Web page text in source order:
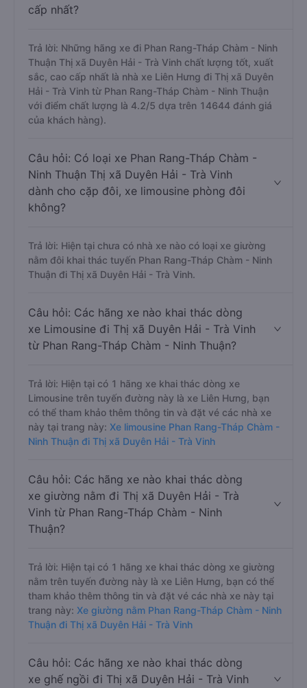
cấp nhất?
Trả lời: Những hãng xe đi Phan Rang-Tháp Chàm - Ninh
Thuận Thị xã Duyên Hải - Trà Vinh chất lượng tốt, xuất
sắc, cao cấp nhất là nhà xe Liên Hưng đi Thị xã Duyên
Hải - Trà Vinh từ Phan Rang-Tháp Chàm - Ninh Thuận
với điểm chất lượng là 4.2/5 dựa trên 14644 đánh giá
của khách hàng).
Câu hỏi: Có loại xe Phan Rang-Tháp Chàm -
Ninh Thuận Thị xã Duyên Hải - Trà Vinh
dành cho cặp đôi, xe limousine phòng đôi
không?
Trả lời: Hiện tại chưa có nhà xe nào có loại xe giường
nằm đôi khai thác tuyến Phan Rang-Tháp Chàm - Ninh
Thuận đi Thị xã Duyên Hải - Trà Vinh.
Câu hỏi: Các hãng xe nào khai thác dòng
xe Limousine đi Thị xã Duyên Hải - Trà Vinh
từ Phan Rang-Tháp Chàm - Ninh Thuận?
Trả lời: Hiện tại có 1 hãng xe khai thác dòng xe
Limousine trên tuyến đường này là xe Liên Hưng, bạn
có thể tham khảo thêm thông tin và đặt vé các nhà xe
này tại trang này: Xe limousine Phan Rang-Tháp Chàm -
Ninh Thuận đi Thị xã Duyên Hải - Trà Vinh
Câu hỏi: Các hãng xe nào khai thác dòng
xe giường nằm đi Thị xã Duyên Hải - Trà
Vinh từ Phan Rang-Tháp Chàm - Ninh
Thuận?
Trả lời: Hiện tại có 1 hãng xe khai thác dòng xe giường
nằm trên tuyến đường này là xe Liên Hưng, bạn có thể
tham khảo thêm thông tin và đặt vé các nhà xe này tại
trang này: Xe giường nằm Phan Rang-Tháp Chàm - Ninh
Thuận đi Thị xã Duyên Hải - Trà Vinh
Câu hỏi: Các hãng xe nào khai thác dòng
xe ghế ngồi đi Thị xã Duyên Hải - Trà Vinh